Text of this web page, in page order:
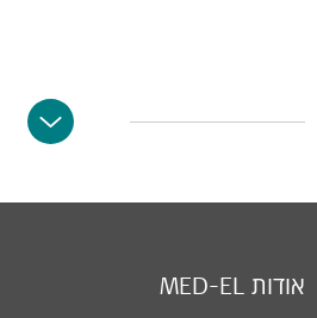
אודות MED-EL